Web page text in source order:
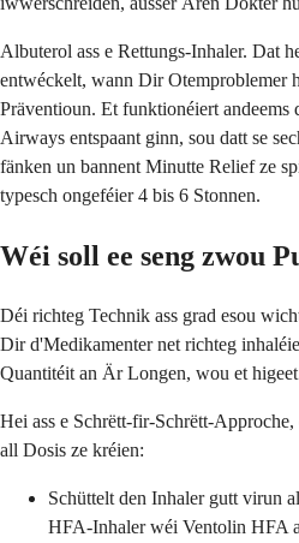
Albuterol ass e Rettungs-Inhaler. Dat
entwéckelt, wann Dir Otemproblemer
Präventioun. Et funktionéiert
Airways entspaant ginn, sou datt se
fänken un bannent Minutte Relief ze
typesch ongeféier 4 bis 6 Stonnen.
Wéi soll ee seng zwou
Déi richteg Technik ass grad esou
Dir d'Medikamenter net richteg
Quantitéit an Är Longen, wou et
Hei ass e Schrëtt-fir-Schrëtt-
all Dosis ze kréien:
Schüttelt den Inhaler gutt virun
HFA-Inhaler wéi Ventolin HFA